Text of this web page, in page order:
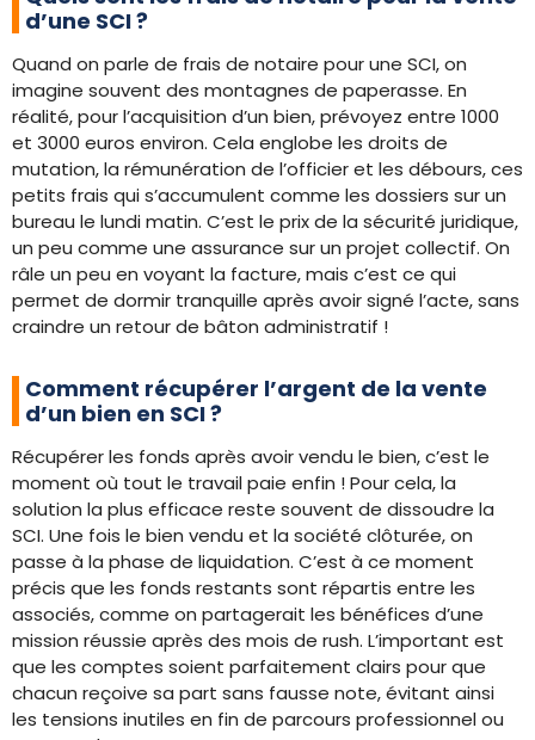
d’une SCI ?
Quand on parle de frais de notaire pour une SCI, on
imagine souvent des montagnes de paperasse. En
réalité, pour l’acquisition d’un bien, prévoyez entre 1000
et 3000 euros environ. Cela englobe les droits de
mutation, la rémunération de l’officier et les débours, ces
petits frais qui s’accumulent comme les dossiers sur un
bureau le lundi matin. C’est le prix de la sécurité juridique,
un peu comme une assurance sur un projet collectif. On
râle un peu en voyant la facture, mais c’est ce qui
permet de dormir tranquille après avoir signé l’acte, sans
craindre un retour de bâton administratif !
Comment récupérer l’argent de la vente
d’un bien en SCI ?
Récupérer les fonds après avoir vendu le bien, c’est le
moment où tout le travail paie enfin ! Pour cela, la
solution la plus efficace reste souvent de dissoudre la
SCI. Une fois le bien vendu et la société clôturée, on
passe à la phase de liquidation. C’est à ce moment
précis que les fonds restants sont répartis entre les
associés, comme on partagerait les bénéfices d’une
mission réussie après des mois de rush. L’important est
que les comptes soient parfaitement clairs pour que
chacun reçoive sa part sans fausse note, évitant ainsi
les tensions inutiles en fin de parcours professionnel ou